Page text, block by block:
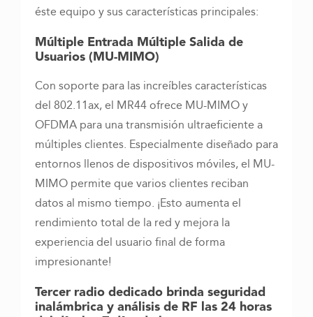
éste equipo y sus características principales:
Múltiple Entrada Múltiple Salida de
Usuarios (MU-MIMO)
Con soporte para las increíbles características
del 802.11ax, el MR44 ofrece MU-MIMO y
OFDMA para una transmisión ultraeficiente a
múltiples clientes. Especialmente diseñado para
entornos llenos de dispositivos móviles, el MU-
MIMO permite que varios clientes reciban
datos al mismo tiempo. ¡Esto aumenta el
rendimiento total de la red y mejora la
experiencia del usuario final de forma
impresionante!
Tercer radio dedicado brinda seguridad
inalámbrica y análisis de RF las 24 horas